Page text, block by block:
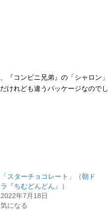
『コンビニ兄弟』の「シャロン」
けれども違うパッケージなのでし
「スターチョコレート」（朝ド
ラ『ちむどんどん』）
2022年7月18日
気になる